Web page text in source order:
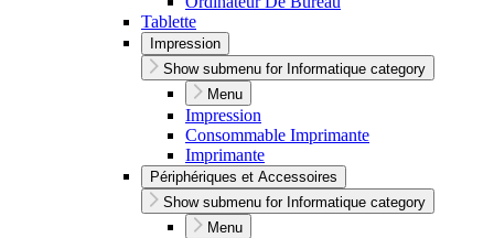
Tablette
Impression
Show submenu for Informatique category
Menu
Impression
Consommable Imprimante
Imprimante
Périphériques et Accessoires
Show submenu for Informatique category
Menu